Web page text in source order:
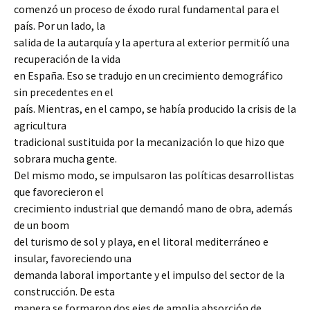
comenzó un proceso de éxodo rural fundamental para el
país. Por un lado, la
salida de la autarquía y la apertura al exterior permitíó una
recuperación de la vida
en España. Eso se tradujo en un crecimiento demográfico
sin precedentes en el
país. Mientras, en el campo, se había producido la crisis de la
agricultura
tradicional sustituida por la mecanización lo que hizo que
sobrara mucha gente.
Del mismo modo, se impulsaron las políticas desarrollistas
que favorecieron el
crecimiento industrial que demandó mano de obra, además
de un boom
del turismo de sol y playa, en el litoral mediterráneo e
insular, favoreciendo una
demanda laboral importante y el impulso del sector de la
construcción. De esta